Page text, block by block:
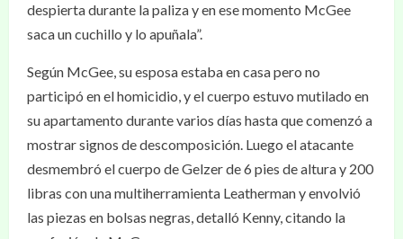
despierta durante la paliza y en ese momento McGee
saca un cuchillo y lo apuñala”.
Según McGee, su esposa estaba en casa pero no
participó en el homicidio, y el cuerpo estuvo mutilado en
su apartamento durante varios días hasta que comenzó a
mostrar signos de descomposición. Luego el atacante
desmembró el cuerpo de Gelzer de 6 pies de altura y 200
libras con una multiherramienta Leatherman y envolvió
las piezas en bolsas negras, detalló Kenny, citando la